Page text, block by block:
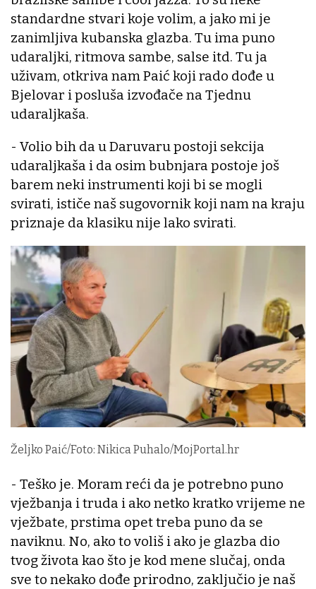
standardne stvari koje volim, a jako mi je
zanimljiva kubanska glazba. Tu ima puno
udaraljki, ritmova sambe, salse itd. Tu ja
uživam, otkriva nam Paić koji rado dođe u
Bjelovar i posluša izvođače na Tjednu
udaraljkaša.
- Volio bih da u Daruvaru postoji sekcija
udaraljkaša i da osim bubnjara postoje još
barem neki instrumenti koji bi se mogli
svirati, ističe naš sugovornik koji nam na kraju
priznaje da klasiku nije lako svirati.
Željko Paić/Foto: Nikica Puhalo/MojPortal.hr
- Teško je. Moram reći da je potrebno puno
vježbanja i truda i ako netko kratko vrijeme ne
vježbate, prstima opet treba puno da se
naviknu. No, ako to voliš i ako je glazba dio
tvog života kao što je kod mene slučaj, onda
sve to nekako dođe prirodno, zaključio je naš